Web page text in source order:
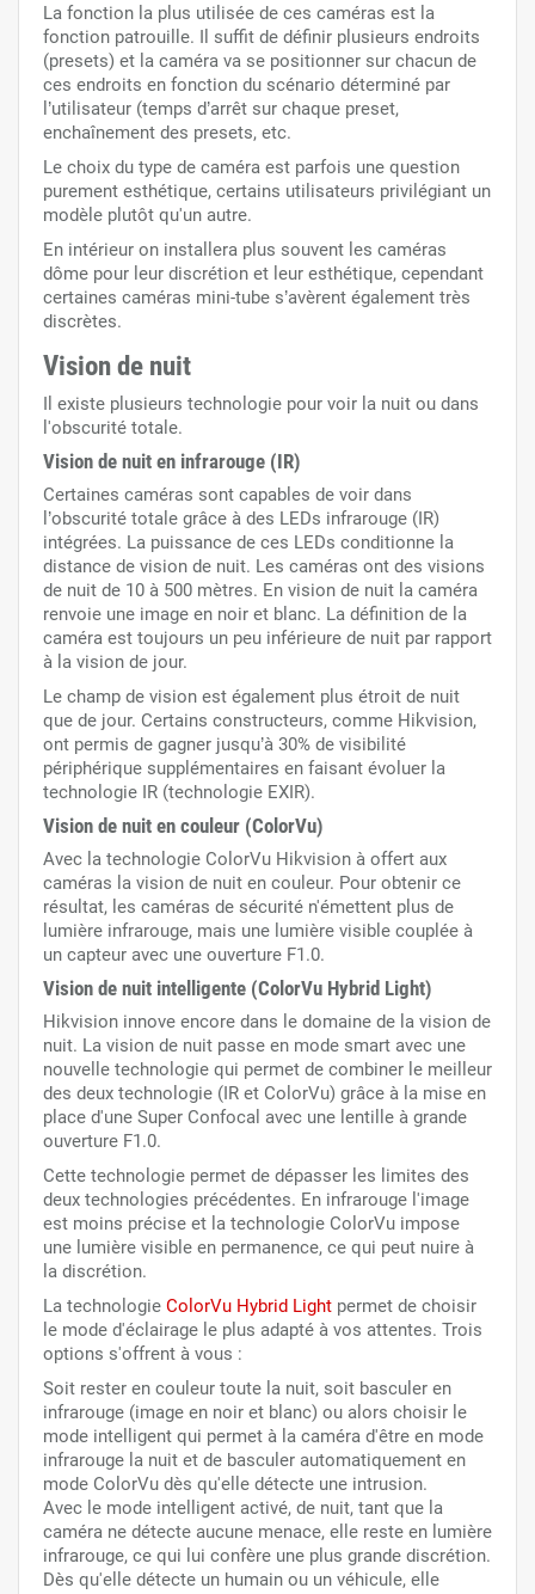
La fonction la plus utilisée de ces caméras est la
fonction patrouille. Il suffit de définir plusieurs endroits
(presets) et la caméra va se positionner sur chacun de
ces endroits en fonction du scénario déterminé par
l’utilisateur (temps d’arrêt sur chaque preset,
enchaînement des presets, etc.
Le choix du type de caméra est parfois une question
purement esthétique, certains utilisateurs privilégiant un
modèle plutôt qu'un autre.
En intérieur on installera plus souvent les caméras
dôme pour leur discrétion et leur esthétique, cependant
certaines caméras mini-tube s’avèrent également très
discrètes.
Vision de nuit
Il existe plusieurs technologie pour voir la nuit ou dans
l'obscurité totale.
Vision de nuit en infrarouge (IR)
Certaines caméras sont capables de voir dans
l’obscurité totale grâce à des LEDs infrarouge (IR)
intégrées. La puissance de ces LEDs conditionne la
distance de vision de nuit. Les caméras ont des visions
de nuit de 10 à 500 mètres. En vision de nuit la caméra
renvoie une image en noir et blanc. La définition de la
caméra est toujours un peu inférieure de nuit par rapport
à la vision de jour.
Le champ de vision est également plus étroit de nuit
que de jour. Certains constructeurs, comme Hikvision,
ont permis de gagner jusqu’à 30% de visibilité
périphérique supplémentaires en faisant évoluer la
technologie IR (technologie EXIR).
Vision de nuit en couleur (ColorVu)
Avec la technologie ColorVu Hikvision à offert aux
caméras la vision de nuit en couleur. Pour obtenir ce
résultat, les caméras de sécurité n'émettent plus de
lumière infrarouge, mais une lumière visible couplée à
un capteur avec une ouverture F1.0.
Vision de nuit intelligente (ColorVu Hybrid Light)
Hikvision innove encore dans le domaine de la vision de
nuit. La vision de nuit passe en mode smart avec une
nouvelle technologie qui permet de combiner le meilleur
des deux technologie (IR et ColorVu) grâce à la mise en
place d'une Super Confocal avec une lentille à grande
ouverture F1.0.
Cette technologie permet de dépasser les limites des
deux technologies précédentes. En infrarouge l'image
est moins précise et la technologie ColorVu impose
une lumière visible en permanence, ce qui peut nuire à
la discrétion.
La technologie ColorVu Hybrid Light permet de choisir
le mode d'éclairage le plus adapté à vos attentes. Trois
options s'offrent à vous :
Soit rester en couleur toute la nuit, soit basculer en
infrarouge (image en noir et blanc) ou alors choisir le
mode intelligent qui permet à la caméra d'être en mode
infrarouge la nuit et de basculer automatiquement en
mode ColorVu dès qu'elle détecte une intrusion.
Avec le mode intelligent activé, de nuit, tant que la
caméra ne détecte aucune menace, elle reste en lumière
infrarouge, ce qui lui confère une plus grande discrétion.
Dès qu'elle détecte un humain ou un véhicule, elle